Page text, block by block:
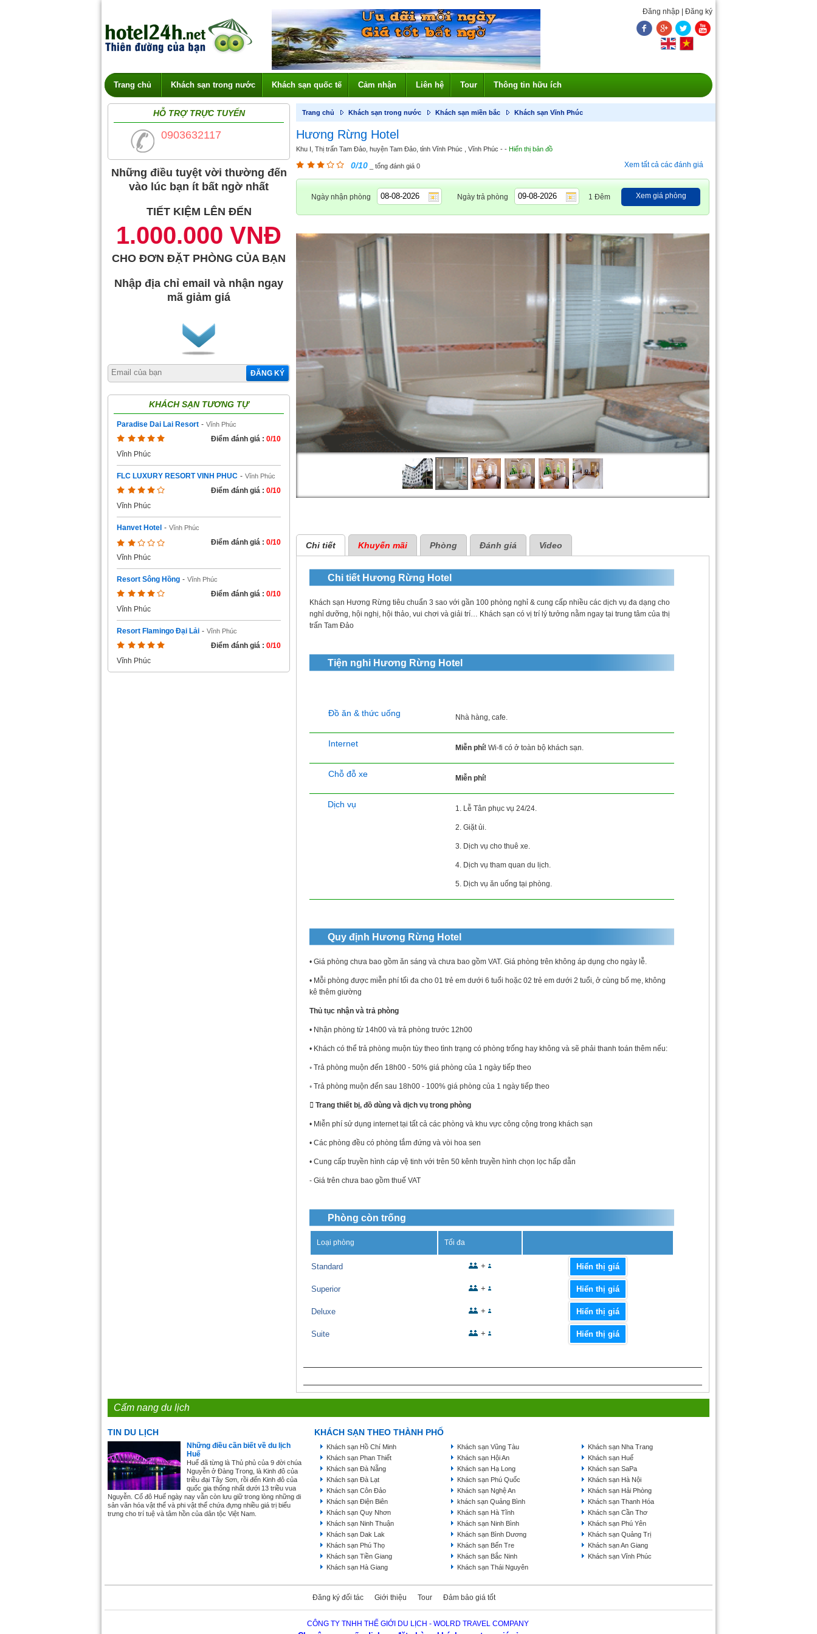
Đăng nhập Đăng ký
Trang chủ Khách sạn trong nước Khách sạn quốc tế Cảm nhận Liên hệ Tour Thông tin hữu ích
HỖ TRỢ TRỰC TUYẾN
0903632117
Những điều tuyệt vời thường đến
vào lúc bạn ít bất ngờ nhất
TIẾT KIỆM LÊN ĐẾN
1.000.000 VNĐ
CHO ĐƠN ĐẶT PHÒNG CỦA BẠN
Nhập địa chỉ email và nhận ngay
mã giảm giá
ĐĂNG KÝ
KHÁCH SẠN TƯƠNG TỰ
Paradise Dai Lai Resort - Vĩnh Phúc
Điểm đánh giá : 0/10
Vĩnh Phúc
FLC LUXURY RESORT VINH PHUC - Vĩnh Phúc
Điểm đánh giá : 0/10
Vĩnh Phúc
Hanvet Hotel - Vĩnh Phúc
Điểm đánh giá : 0/10
Vĩnh Phúc
Resort Sông Hồng - Vĩnh Phúc
Điểm đánh giá : 0/10
Vĩnh Phúc
Resort Flamingo Đại Lải - Vĩnh Phúc
Điểm đánh giá : 0/10
Vĩnh Phúc
Trang chủ Khách sạn trong nước Khách sạn miền bắc Khách sạn Vĩnh Phúc
Hương Rừng Hotel
Khu I, Thị trấn Tam Đảo, huyện Tam Đảo, tỉnh Vĩnh Phúc , Vĩnh Phúc - - Hiển thị bản đồ
0/10 _ tổng đánh giá 0 Xem tất cả các đánh giá
Ngày nhận phòng Ngày trả phòng 1 Đêm Xem giá phòng
Chi tiết Khuyến mãi Phòng Đánh giá Video
Chi tiết Hương Rừng Hotel
Khách sạn Hương Rừng tiêu chuẩn 3 sao với gần 100 phòng nghỉ & cung cấp nhiều các dịch vụ đa dạng cho
nghỉ dưỡng, hội nghị, hội thảo, vui chơi và giải trí… Khách sạn có vị trí lý tưởng nằm ngay tại trung tâm của thị
trấn Tam Đảo
Tiện nghi Hương Rừng Hotel
Đồ ăn & thức uống Nhà hàng, cafe.
Internet Miễn phí! Wi-fi có ở toàn bộ khách sạn.
Chỗ đỗ xe Miễn phí!
Dịch vụ 1. Lễ Tân phục vụ 24/24.
2. Giặt ủi.
3. Dịch vụ cho thuê xe.
4. Dịch vụ tham quan du lịch.
5. Dịch vụ ăn uống tại phòng.
Quy định Hương Rừng Hotel
• Giá phòng chưa bao gồm ăn sáng và chưa bao gồm VAT. Giá phòng trên không áp dụng cho ngày lễ.
• Mỗi phòng được miễn phí tối đa cho 01 trẻ em dưới 6 tuổi hoặc 02 trẻ em dưới 2 tuổi, ở cùng bố mẹ, không
kê thêm giường
Thủ tục nhận và trả phòng
• Nhận phòng từ 14h00 và trả phòng trước 12h00
• Khách có thể trả phòng muộn tùy theo tình trạng có phòng trống hay không và sẽ phải thanh toán thêm nếu:
◦ Trả phòng muộn đến 18h00 - 50% giá phòng của 1 ngày tiếp theo
◦ Trả phòng muộn đến sau 18h00 - 100% giá phòng của 1 ngày tiếp theo
 Trang thiết bị, đồ dùng và dịch vụ trong phòng
• Miễn phí sử dụng internet tại tất cả các phòng và khu vực công cộng trong khách sạn
• Các phòng đều có phòng tắm đứng và vòi hoa sen
• Cung cấp truyền hình cáp vệ tinh với trên 50 kênh truyền hình chọn lọc hấp dẫn
- Giá trên chưa bao gồm thuế VAT
Phòng còn trống
Loại phòng Tối đa
Standard + Hiển thị giá
Superior + Hiển thị giá
Deluxe + Hiển thị giá
Suite + Hiển thị giá
Cẩm nang du lịch
TIN DU LỊCH
Những điều cần biết về du lịch
Huế
Huế đã từng là Thủ phủ của 9 đời chúa
Nguyễn ở Đàng Trong, là Kinh đô của
triều đại Tây Sơn, rồi đến Kinh đô của
quốc gia thống nhất dưới 13 triều vua
Nguyễn. Cố đô Huế ngày nay vẫn còn lưu giữ trong lòng những di
sản văn hóa vật thể và phi vật thể chứa đựng nhiều giá trị biểu
trưng cho trí tuệ và tâm hồn của dân tộc Việt Nam.
KHÁCH SẠN THEO THÀNH PHỐ
Khách sạn Hồ Chí Minh Khách sạn Vũng Tàu
Khách sạn Nha Trang
Khách sạn Phan Thiết
Khách sạn Hội An
Khách sạn Huế
Khách sạn Đà Nẵng
Khách sạn Hạ Long
Khách sạn SaPa
Khách sạn Đà Lạt
Khách sạn Phú Quốc
Khách sạn Hà Nội
Khách sạn Côn Đảo
Khách sạn Nghệ An
Khách sạn Hải Phòng
Khách sạn Điện Biên
khách sạn Quảng Bình
Khách sạn Thanh Hóa
Khách sạn Quy Nhơn
Khách sạn Hà Tĩnh
Khách sạn Cần Thơ
Khách sạn Ninh Thuận
Khách sạn Ninh Bình
Khách sạn Phú Yên
Khách sạn Dak Lak
Khách sạn Bình Dương
Khách sạn Quảng Trị
Khách sạn Phú Thọ
Khách sạn Bến Tre
Khách sạn An Giang
Khách sạn Tiền Giang
Khách sạn Bắc Ninh
Khách sạn Vĩnh Phúc
Khách sạn Hà Giang
Khách sạn Thái Nguyên
Đăng ký đối tác Giới thiệu Tour Đảm bảo giá tốt
CÔNG TY TNHH THẾ GIỚI DU LỊCH - WOLRD TRAVEL COMPANY